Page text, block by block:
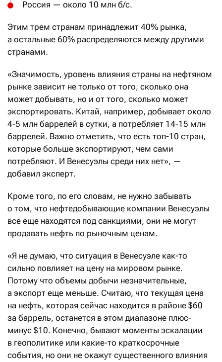
Россия — около 10 млн б/с.
Этим трем странам принадлежит 40% рынка,
а остальные 60% распределяются между другими
странами.
«Значимость, уровень влияния страны на нефтяном
рынке зависит не только от того, сколько она
может добывать, но и от того, сколько может
экспортировать. Китай, например, добывает около
4-5 млн баррелей в сутки, а потребляет 14-15 млн
баррелей. Важно отметить, что есть топ-10 стран,
которые больше экспортируют, чем сами
потребляют. И Венесуэлы среди них нет», —
добавил эксперт.
Кроме того, по его словам, не нужно забывать
о том, что нефтедобывающие компании Венесуэлы
все еще находятся под санкциями, они не могут
продавать нефть по рыночным ценам.
«Я не думаю, что ситуация в Венесуэле как-то
сильно повлияет на цену на мировом рынке.
Потому что объемы добычи незначительные,
а экспорт еще меньше. Считаю, что текущая цена
на нефть, которая сейчас находится в районе $60
за баррель, останется в этом диапазоне плюс-
минус $10. Конечно, бывают моменты эскалации
в геополитике или какие-то краткосрочные
события, но они не окажут существенного влияния